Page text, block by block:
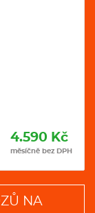
4.590 Kč
měsíčně bez DPH
NA